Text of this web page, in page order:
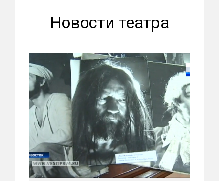
Новости театра